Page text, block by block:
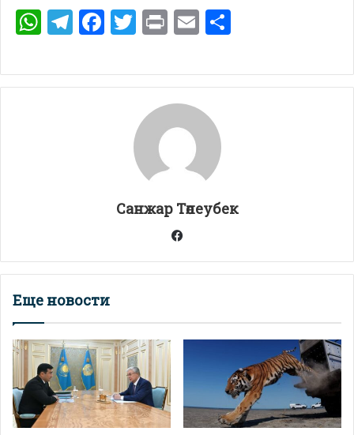
W
at
s
T
e
gr
F
e
b
T
itt
er
Pr
t
E
ai
l
п
р
т
ь
Санжар Төлеубек
Facebook
Еще новости